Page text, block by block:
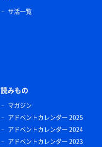
サ活一覧
読みもの
マガジン
アドベントカレンダー 2025
アドベントカレンダー 2024
アドベントカレンダー 2023